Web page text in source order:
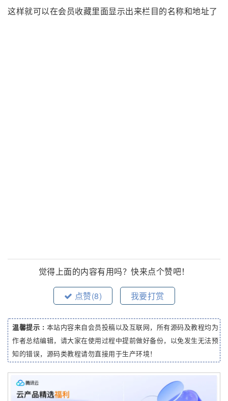
这样就可以在会员收藏里面显示出来栏目的名称和地址了
觉得上面的内容有用吗？快来点个赞吧！
点赞(8) 我要打赏
温馨提示 : 本站内容来自会员投稿以及互联网，所有源码及教程均为
作者总结编辑，请大家在使用过程中提前做好备份，以免发生无法预
知的错误，源码类教程请勿直接用于生产环境！